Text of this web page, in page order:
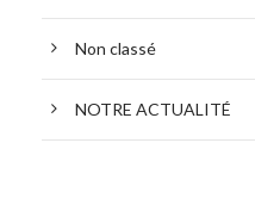
Non classé
NOTRE ACTUALITÉ